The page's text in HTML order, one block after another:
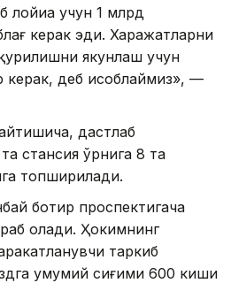
лойиҳа учун 1 млрд
керак эди. Харажатларни
якунлаш учун
керак, деб ҳисоблаймиз», —
дастлаб
стансия ўрнига 8 та
топширилади.
ботир проспектигача
олади. Ҳокимнинг
таркиб
умумий сиғими 600 киши